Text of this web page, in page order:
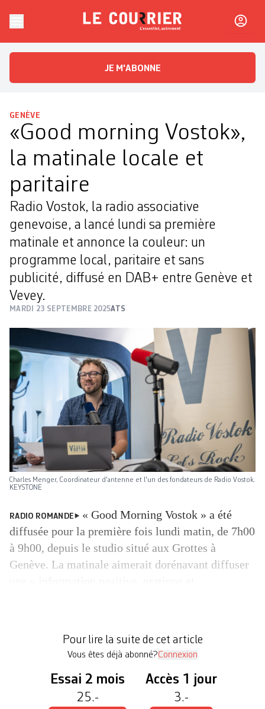
Le CourrierL'essentiel, autrement
JE M'ABONNE
GENÈVE
«Good morning Vostok»,
la matinale locale et
paritaire
Radio Vostok, la radio associative
genevoise, a lancé lundi sa première
matinale et annonce la couleur: un
programme local, paritaire et sans
publicité, diffusé en DAB+ entre Genève et
Vevey.
MARDI 23 SEPTEMBRE 2025ATS
Charles Menger, Coordinateur d'antenne et l'un des fondateurs de Radio Vostok.
KEYSTONE
RADIO ROMANDE
« Good Morning Vostok » a été
diffusée pour la première fois lundi matin, de 7h00
à 9h00, depuis le studio situé aux Grottes à
Genève. La matinale aimerait dorénavant diffuser
Pour lire la suite de cet article
Vous êtes déjà abonné?Connexion
Essai 2 mois
25.-
Accès 1 jour
3.-